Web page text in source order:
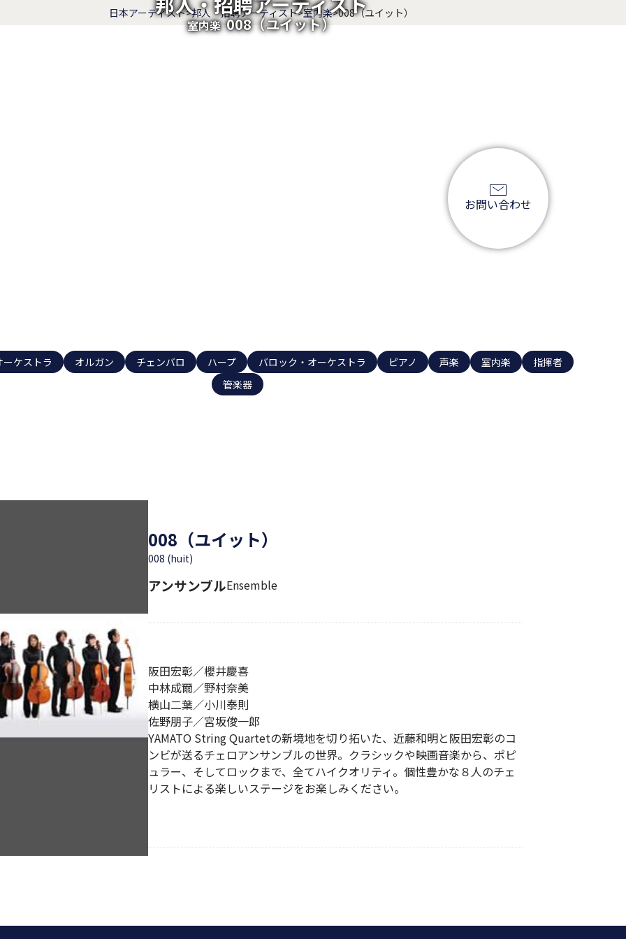
お問い合わせ
室内楽 008（ユイット）
日本アーティスト>邦人・招聘アーティスト>室内楽>008（ユイット）
ーケストラ オルガン チェンバロ ハープ バロック・オーケストラ ピアノ 声楽 室内楽
指揮者
管楽器
008（ユイット）
008 (huit)
アンサンブルEnsemble
阪田宏彰／櫻井慶喜
中林成爾／野村奈美
横山二葉／小川泰則
佐野朋子／宮坂俊一郎
YAMATO String Quartetの新境地を切り拓いた、近藤和明と阪田宏彰のコ
ンビが送るチェロアンサンブルの世界。クラシックや映画音楽から、ポピ
ュラー、そしてロックまで、全てハイクオリティ。個性豊かな８人のチェ
リストによる楽しいステージをお楽しみください。